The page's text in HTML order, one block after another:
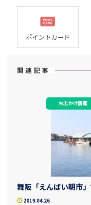
ポイントカード
関連記事
お出かけ情報
舞阪「えんばい朝市
2019.04.26